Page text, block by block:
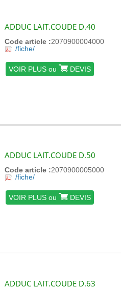
ADDUC LAIT.COUDE D.40
Code article :2070900004000
/fiche/
VOIR PLUS ou DEVIS
ADDUC LAIT.COUDE D.50
Code article :2070900005000
/fiche/
VOIR PLUS ou DEVIS
ADDUC LAIT.COUDE D.63